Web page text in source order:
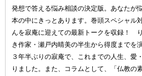
発想で答える悩み相談の決定版。あなたが
本の中にきっとあります。巻頭スペシャル
んを寂庵に迎えての最新トークを収録！
き作家・瀬戸内晴美の半生から得度までを
３年半ぶりの寂庵で、これまでの人生、愛
りました。また、コラムとして、「仏教の